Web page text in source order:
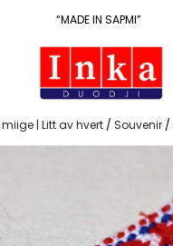
“MADE IN SAPMI”
| Litt av hvert / Souvenir /